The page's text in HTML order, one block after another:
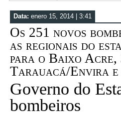
Data: enero 15, 2014 | 3:41
Os 251 novos
as regionais do
para o Baixo Acre,
Tarauacá/Envira e
Governo do
bombeiros